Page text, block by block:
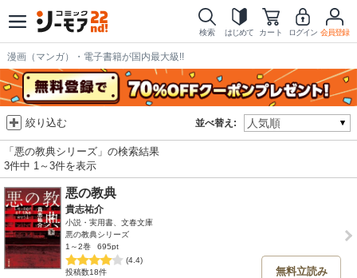
検索 はじめて カート ログイン 会員登録
漫画（マンガ）・電子書籍が国内最大級!!
並べ替え:
絞り込む
「悪の教典シリーズ」の検索結果
3件中 1～3件を表示
悪の教典
貴志祐介
小説・実用書、文春文庫
悪の教典シリーズ
1～2巻
695pt
(4.4)
投稿数18件
無料立読み